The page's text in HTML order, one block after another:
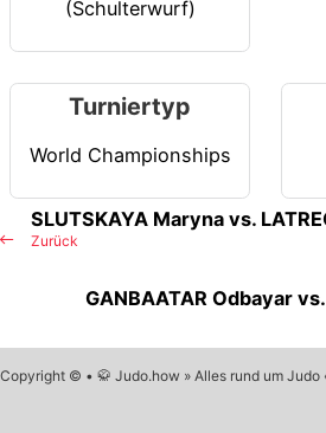
(Schulterwurf)
Turniertyp
World Championships
Zurück
SLUTSKAYA Maryna vs.
GANBAATAR Odbayar
Copyright © • 🥋 Judo.how » Alles rund um Judo